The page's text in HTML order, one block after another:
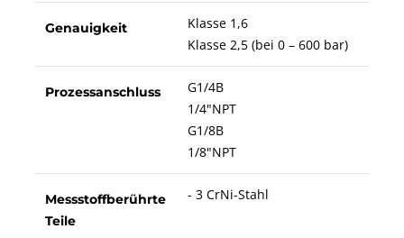
Genauigkeit
Klasse 1,6
Klasse 2,5 (bei 0 – 600 bar)
Prozessanschluss
G1/4B
1/4"NPT
G1/8B
1/8"NPT
Messstoffberührte
Teile
- 3 CrNi-Stahl